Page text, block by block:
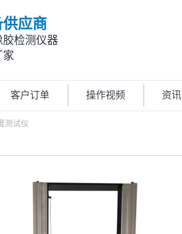
应商
检测仪器
家
客户订单 操作视频 资
测试仪